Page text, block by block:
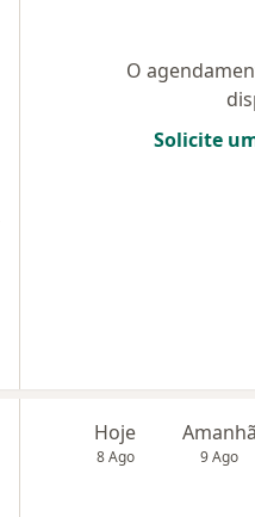
O
Solicite
Hoje
8 Ago
Amanhã
9 Ago